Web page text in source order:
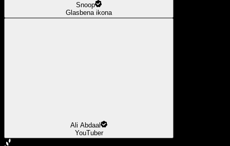
Snoop
Glasbena ikona
Ali Abdaal
YouTuber